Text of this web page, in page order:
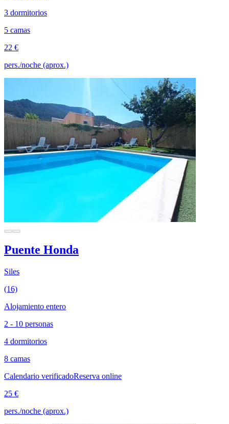
3 dormitorios
5 camas
22 €
pers./noche (aprox.)
Puente Honda
Siles
(16)
Alojamiento entero
2 - 10 personas
4 dormitorios
8 camas
Calendario verificadoReserva online
25 €
pers./noche (aprox.)